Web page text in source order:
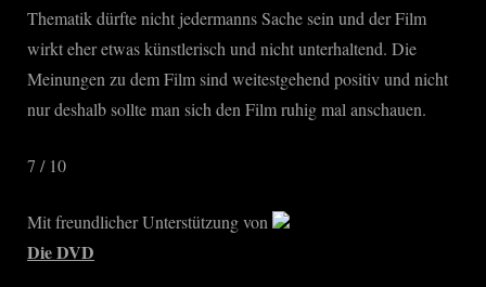
Thematik dürfte nicht jedermanns Sache sein und der Film
wirkt eher etwas künstlerisch und nicht unterhaltend. Die
Meinungen zu dem Film sind weitestgehend positiv und nicht
nur deshalb sollte man sich den Film ruhig mal anschauen.
7 / 10
Mit freundlicher Unterstützung von
Die DVD